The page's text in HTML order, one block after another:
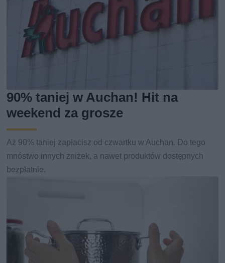
90% taniej w Auchan! Hit na
weekend za grosze
Aż 90% taniej zapłacisz od czwartku w Auchan. Do tego
mnóstwo innych zniżek, a nawet produktów dostępnych
bezpłatnie.